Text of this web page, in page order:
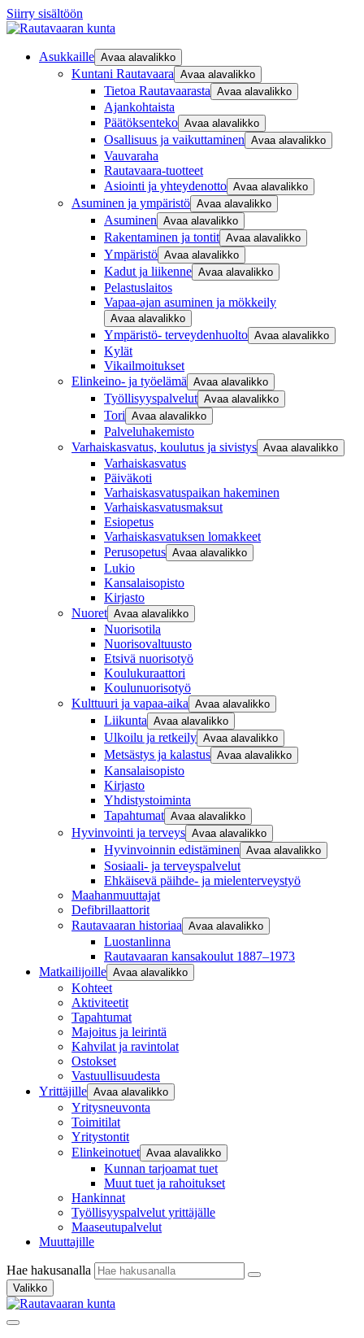
Siirry sisältöön
Asukkaille Avaa alavalikko
Kuntani Rautavaara Avaa alavalikko
Tietoa Rautavaarasta Avaa alavalikko
Ajankohtaista
Päätöksenteko Avaa alavalikko
Osallisuus ja vaikuttaminen Avaa alavalikko
Vauvaraha
Rautavaara-tuotteet
Asiointi ja yhteydenotto Avaa alavalikko
Asuminen ja ympäristö Avaa alavalikko
Asuminen Avaa alavalikko
Rakentaminen ja tontit Avaa alavalikko
Ympäristö Avaa alavalikko
Kadut ja liikenne Avaa alavalikko
Pelastuslaitos
Vapaa-ajan asuminen ja mökkeily
Avaa alavalikko
Ympäristö- terveydenhuolto Avaa alavalikko
Kylät
Vikailmoitukset
Elinkeino- ja työelämä Avaa alavalikko
Työllisyyspalvelut Avaa alavalikko
Tori Avaa alavalikko
Palveluhakemisto
Varhaiskasvatus, koulutus ja sivistys Avaa alavalikko
Varhaiskasvatus
Päiväkoti
Varhaiskasvatuspaikan hakeminen
Varhaiskasvatusmaksut
Esiopetus
Varhaiskasvatuksen lomakkeet
Perusopetus Avaa alavalikko
Lukio
Kansalaisopisto
Kirjasto
Nuoret Avaa alavalikko
Nuorisotila
Nuorisovaltuusto
Etsivä nuorisotyö
Koulukuraattori
Koulunuorisotyö
Kulttuuri ja vapaa-aika Avaa alavalikko
Liikunta Avaa alavalikko
Ulkoilu ja retkeily Avaa alavalikko
Metsästys ja kalastus Avaa alavalikko
Kansalaisopisto
Kirjasto
Yhdistystoiminta
Tapahtumat Avaa alavalikko
Hyvinvointi ja terveys Avaa alavalikko
Hyvinvoinnin edistäminen Avaa alavalikko
Sosiaali- ja terveyspalvelut
Ehkäisevä päihde- ja mielenterveystyö
Maahanmuuttajat
Defibrillaattorit
Rautavaaran historiaa Avaa alavalikko
Luostanlinna
Rautavaaran kansakoulut 1887–1973
Matkailijoille Avaa alavalikko
Kohteet
Aktiviteetit
Tapahtumat
Majoitus ja leirintä
Kahvilat ja ravintolat
Ostokset
Vastuullisuudesta
Yrittäjille Avaa alavalikko
Yritysneuvonta
Toimitilat
Yritystontit
Elinkeinotuet Avaa alavalikko
Kunnan tarjoamat tuet
Muut tuet ja rahoitukset
Hankinnat
Työllisyyspalvelut yrittäjälle
Maaseutupalvelut
Muuttajille
Hae hakusanalla
Valikko